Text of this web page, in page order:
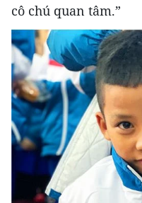
cô chú quan tâm.”